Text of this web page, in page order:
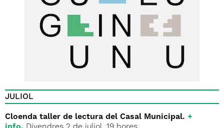
JULIOL
Cloenda taller de lectura del Casal Municipal. +